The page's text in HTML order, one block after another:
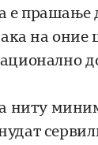
е прашање
на оние
ниту